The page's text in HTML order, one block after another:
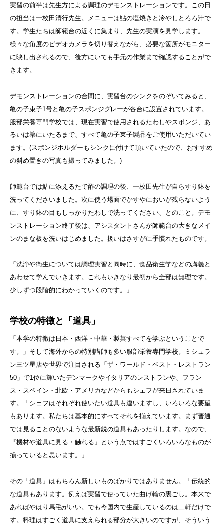
実習の前半は先生方による調理のデモンストレーションです。この日
の担当は一枚田清行先生。メニューは鮎の塩焼きと冷やしとろろ汁で
す。学生たちは師範台の近くに集まり、先生の実演を見学します。
様々な角度のビデオカメラを切り替えながら、必要な箇所がモニター
に映し出されるので、後方にいても手元の作業まで確認することがで
きます。
デモンストレーションの合間に、実習台のシンクをのぞいてみると、
亀の子束子1号と亀の子スポンジグレーが各台に設置されています。
服部栄養専門学校では、現在実習で使用されるたわしやスポンジ、あ
るいは箒にいたるまで、すべて亀の子束子製品をご使用いただいてい
ます。(スポンジホルダーもシンクに付けて頂いていたので、おすすめ
の斜め置きの写真も撮ってみました。)
師範台では鮎に添えるたで酢の調理の後、一枚田先生が自らすり鉢を
洗ってくださいました。次に使う場面でかすやにおいが残らないよう
に、すり鉢の目もしっかりたわしで洗ってください、とのこと。デモ
ンストレーション終了後は、アシスタントさんが師範台の大きなメイ
ンのまな板を洗いはじめました。扱いはさすがに手慣れたものです。
「洗浄や衛生については調理実習と同時に、食品衛生学などの講義と
あわせて学んでいきます。これもいきなり最初から全部は無理です。
少しずつ段階的にわかっていくのです。」
学校の特徴と「道具」
「本学の特徴は日本・西洋・中華・製菓すべてを学ぶということで
す。」そして海外からの特別講師も多い服部栄養専門学校。ミシュラ
ン三ツ星店や世界で注目される「ザ・ワールド・ベスト・レストラン
50」で1位に輝いたデンマークやイタリアのレストランや、フラン
ス・スペイン・北欧・アメリカなどからもシェフが来日されていま
す。「シェフはそれぞれ使いたい道具も違いますし、いろいろな要望
もあります。私たちは基本的にすべてそれを揃えています。まず普通
では見ることのないような最新鋭の道具もあったりします。なので、
『機材や道具に見る・触れる』という点ではすごくいろいろなものが
揃っていると思います。」
その「道具」はもちろん新しいものばかりではありません。「伝統的
な道具もあります。例えば実習で使っていた曲げ輪の裏ごし。本来で
あればやはり馬毛がいい。でも今国内で生産しているのは二軒だけで
す。料理はすごく道具に支えられる部分が大きいのですが、そういう